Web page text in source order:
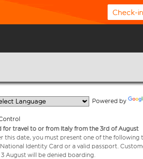
Check-in
Powered by
travel to or from Italy from the 3rd of August
this date, you must present one of the following
Identity Card or a valid passport.
August will be denied boarding.